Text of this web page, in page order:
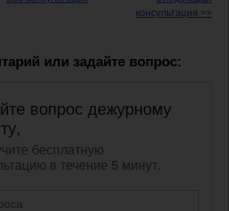
консультация >>
или задайте вопрос:
вопрос дежурному
бесплатную
в течение 5 минут.